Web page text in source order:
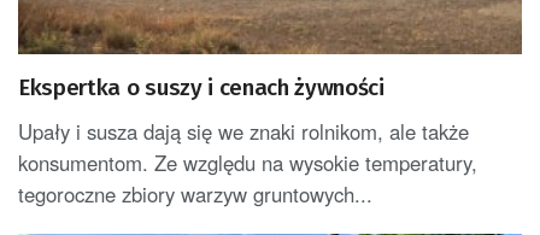
Ekspertka o suszy i cenach żywności
Upały i susza dają się we znaki rolnikom, ale także
konsumentom. Ze względu na wysokie temperatury,
tegoroczne zbiory warzyw gruntowych...